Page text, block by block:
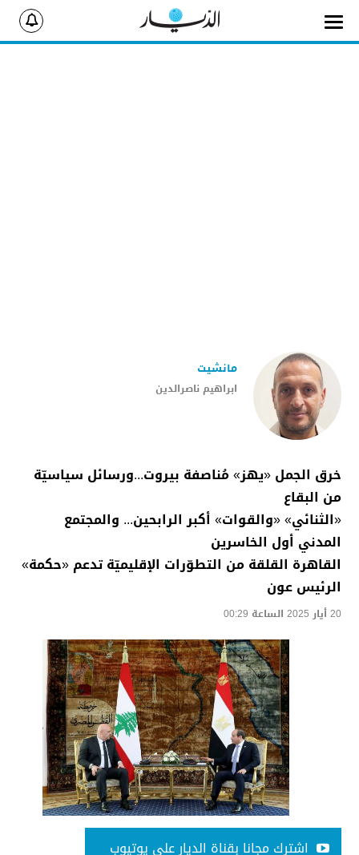
ابراهيم ناصرالدين
مانشيت
خرق الجمل «يهز» مُناصفة بيروت...ورسائل سياسيّة
من البقاع
«الثنائي» «والقوات» أكبر الرابحين... والمجتمع
المدني أول الخاسرين
القاهرة القلقة من التطوّرات الإقليميّة تدعم «حكمة»
الرئيس عون
20 أيار 2025 الساعة 00:29
اشترك مجانا بقناة الديار على يوتيوب